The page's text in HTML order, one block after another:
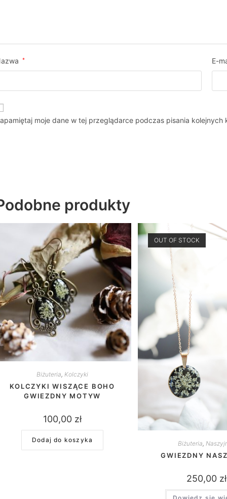
* E-
moje dane w tej przeglądarce podczas pisania kolejnych
produkty
Biżuteria, Kolczyki
KOLCZYKI WISZĄCE BOHO
GWIEZDNY MOTYW
100,00 zł
Dodaj do koszyka
OUT OF STOCK
Biżuteria,
GWIEZDNY
250,00 zł